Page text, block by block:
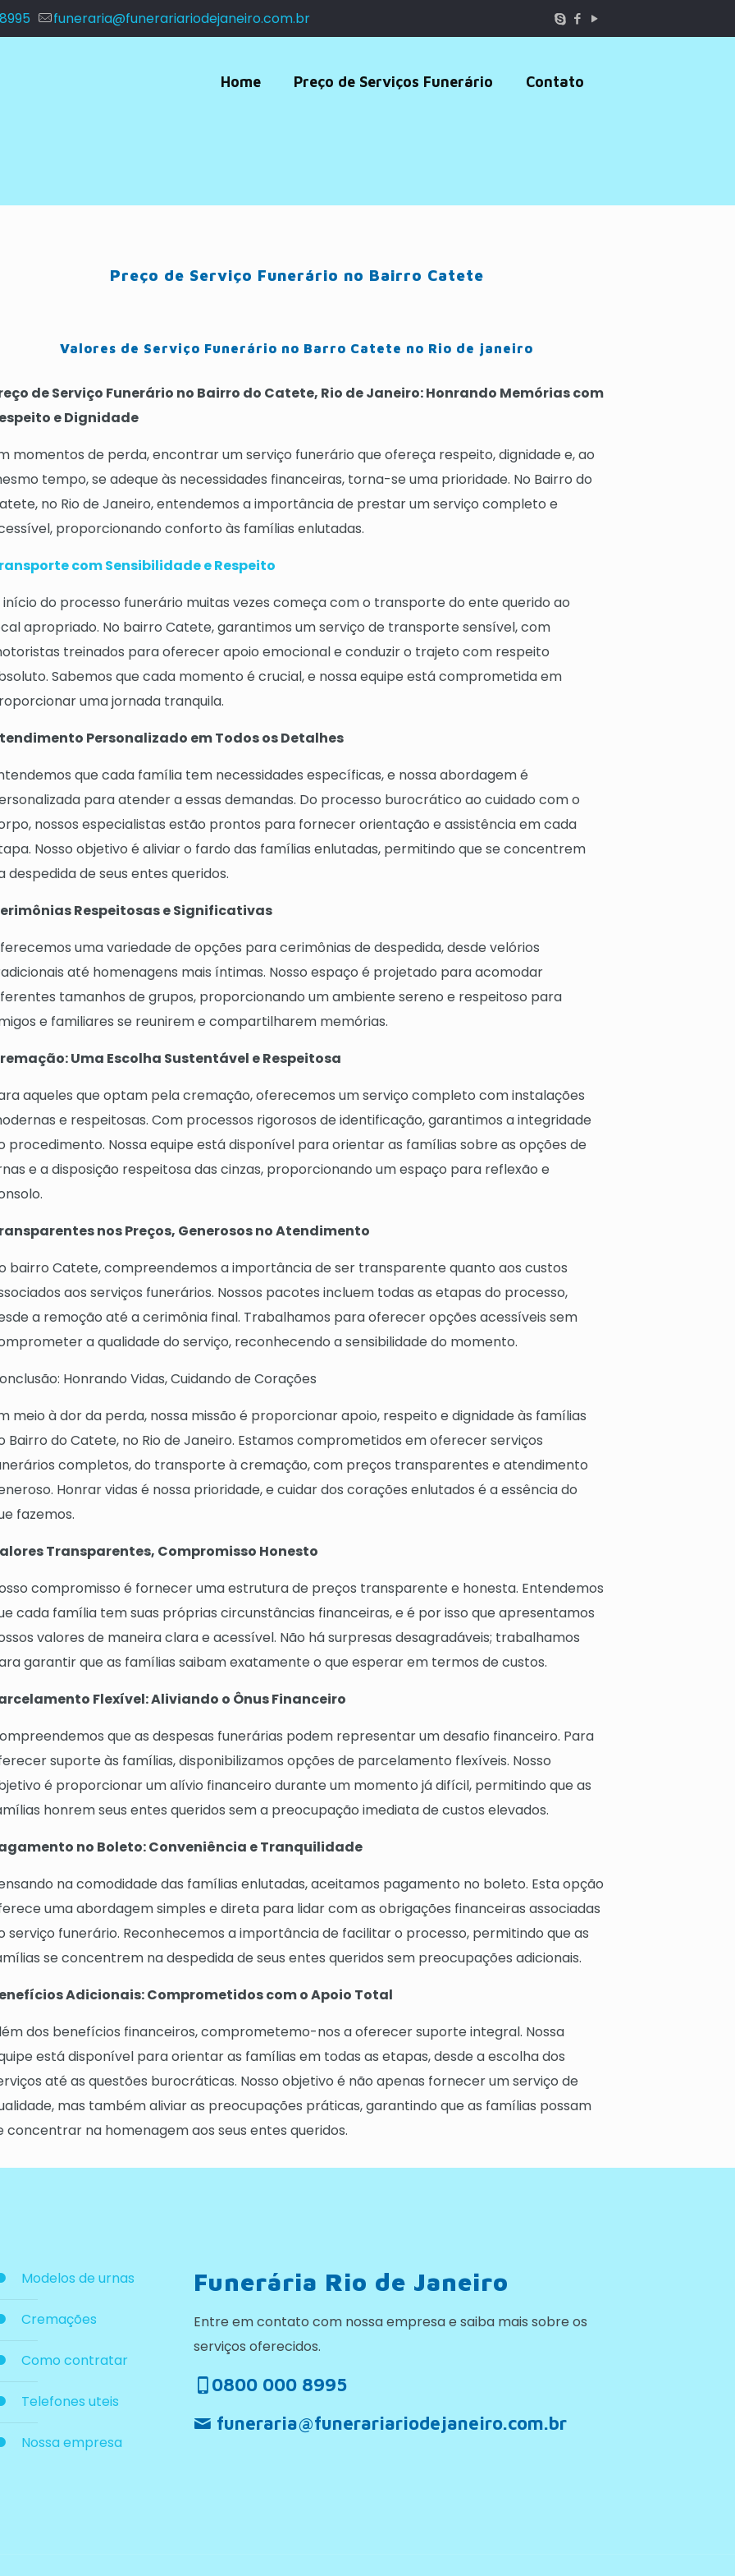
funeraria@funerariariodejaneiro.com.br
Home Preço de Serviços Funerário Contato
Preço de Serviço Funerário no Bairro Catete
Valores de Serviço Funerário no Barro Catete no Rio de janeiro
de Serviço Funerário no Bairro do Catete, Rio de Janeiro: Honrando Memórias com
e Dignidade
momentos de perda, encontrar um serviço funerário que ofereça respeito, dignidade e, ao
tempo, se adeque às necessidades financeiras, torna-se uma prioridade. No Bairro do
no Rio de Janeiro, entendemos a importância de prestar um serviço completo e
proporcionando conforto às famílias enlutadas.
com Sensibilidade e Respeito
início do processo funerário muitas vezes começa com o transporte do ente querido ao
apropriado. No bairro Catete, garantimos um serviço de transporte sensível, com
treinados para oferecer apoio emocional e conduzir o trajeto com respeito
Sabemos que cada momento é crucial, e nossa equipe está comprometida em
uma jornada tranquila.
Personalizado em Todos os Detalhes
que cada família tem necessidades específicas, e nossa abordagem é
para atender a essas demandas. Do processo burocrático ao cuidado com o
nossos especialistas estão prontos para fornecer orientação e assistência em cada
Nosso objetivo é aliviar o fardo das famílias enlutadas, permitindo que se concentrem
despedida de seus entes queridos.
Respeitosas e Significativas
uma variedade de opções para cerimônias de despedida, desde velórios
até homenagens mais íntimas. Nosso espaço é projetado para acomodar
tamanhos de grupos, proporcionando um ambiente sereno e respeitoso para
e familiares se reunirem e compartilharem memórias.
Uma Escolha Sustentável e Respeitosa
aqueles que optam pela cremação, oferecemos um serviço completo com instalações
e respeitosas. Com processos rigorosos de identificação, garantimos a integridade
procedimento. Nossa equipe está disponível para orientar as famílias sobre as opções de
e a disposição respeitosa das cinzas, proporcionando um espaço para reflexão e
nos Preços, Generosos no Atendimento
bairro Catete, compreendemos a importância de ser transparente quanto aos custos
aos serviços funerários. Nossos pacotes incluem todas as etapas do processo,
a remoção até a cerimônia final. Trabalhamos para oferecer opções acessíveis sem
a qualidade do serviço, reconhecendo a sensibilidade do momento.
Honrando Vidas, Cuidando de Corações
meio à dor da perda, nossa missão é proporcionar apoio, respeito e dignidade às famílias
Bairro do Catete, no Rio de Janeiro. Estamos comprometidos em oferecer serviços
completos, do transporte à cremação, com preços transparentes e atendimento
Honrar vidas é nossa prioridade, e cuidar dos corações enlutados é a essência do
fazemos.
Transparentes, Compromisso Honesto
compromisso é fornecer uma estrutura de preços transparente e honesta. Entendemos
cada família tem suas próprias circunstâncias financeiras, e é por isso que apresentamos
valores de maneira clara e acessível. Não há surpresas desagradáveis; trabalhamos
garantir que as famílias saibam exatamente o que esperar em termos de custos.
Flexível: Aliviando o Ônus Financeiro
que as despesas funerárias podem representar um desafio financeiro. Para
suporte às famílias, disponibilizamos opções de parcelamento flexíveis. Nosso
é proporcionar um alívio financeiro durante um momento já difícil, permitindo que as
honrem seus entes queridos sem a preocupação imediata de custos elevados.
no Boleto: Conveniência e Tranquilidade
na comodidade das famílias enlutadas, aceitamos pagamento no boleto. Esta opção
uma abordagem simples e direta para lidar com as obrigações financeiras associadas
serviço funerário. Reconhecemos a importância de facilitar o processo, permitindo que as
se concentrem na despedida de seus entes queridos sem preocupações adicionais.
Adicionais: Comprometidos com o Apoio Total
dos benefícios financeiros, comprometemo-nos a oferecer suporte integral. Nossa
está disponível para orientar as famílias em todas as etapas, desde a escolha dos
até as questões burocráticas. Nosso objetivo é não apenas fornecer um serviço de
mas também aliviar as preocupações práticas, garantindo que as famílias possam
concentrar na homenagem aos seus entes queridos.
Modelos de urnas
Cremações
Como contratar
Telefones uteis
Nossa empresa
Funerária Rio de Janeiro
Entre em contato com nossa empresa e saiba mais sobre os
serviços oferecidos.
0800 000 8995
funeraria@funerariariodejaneiro.com.br